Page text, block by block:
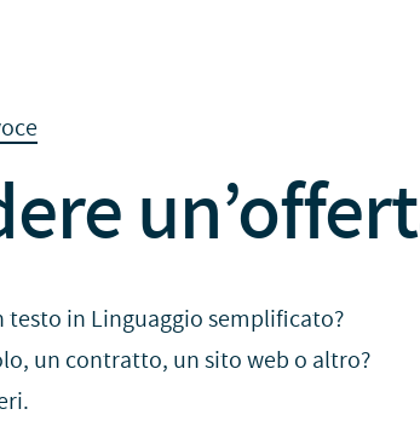
testo in Linguaggio semplificato?
un contratto, un sito web o altro?